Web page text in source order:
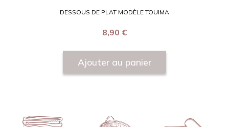
DESSOUS DE PLAT MODÈLE TOUIMA
8,90 €
Ajouter au panier